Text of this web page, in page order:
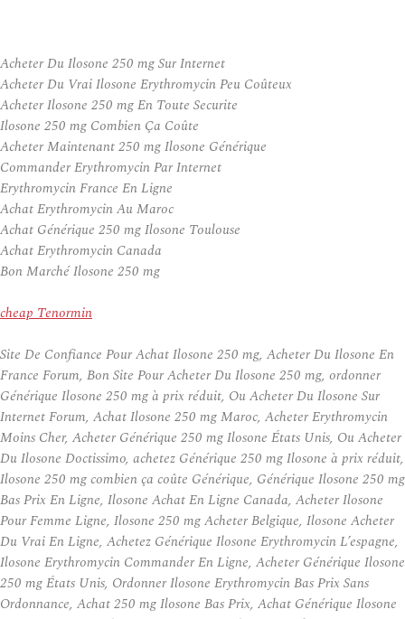
Acheter Du Ilosone 250 mg Sur Internet
Acheter Du Vrai Ilosone Erythromycin Peu Coûteux
Acheter Ilosone 250 mg En Toute Securite
Ilosone 250 mg Combien Ça Coûte
Acheter Maintenant 250 mg Ilosone Générique
Commander Erythromycin Par Internet
Erythromycin France En Ligne
Achat Erythromycin Au Maroc
Achat Générique 250 mg Ilosone Toulouse
Achat Erythromycin Canada
Bon Marché Ilosone 250 mg
cheap Tenormin
Site De Confiance Pour Achat Ilosone 250 mg, Acheter Du Ilosone En
France Forum, Bon Site Pour Acheter Du Ilosone 250 mg, ordonner
Générique Ilosone 250 mg à prix réduit, Ou Acheter Du Ilosone Sur
Internet Forum, Achat Ilosone 250 mg Maroc, Acheter Erythromycin
Moins Cher, Acheter Générique 250 mg Ilosone États Unis, Ou Acheter
Du Ilosone Doctissimo, achetez Générique 250 mg Ilosone à prix réduit,
Ilosone 250 mg combien ça coûte Générique, Générique Ilosone 250 mg
Bas Prix En Ligne, Ilosone Achat En Ligne Canada, Acheter Ilosone
Pour Femme Ligne, Ilosone 250 mg Acheter Belgique, Ilosone Acheter
Du Vrai En Ligne, Achetez Générique Ilosone Erythromycin L’espagne,
Ilosone Erythromycin Commander En Ligne, Acheter Générique Ilosone
250 mg États Unis, Ordonner Ilosone Erythromycin Bas Prix Sans
Ordonnance, Achat 250 mg Ilosone Bas Prix, Achat Générique Ilosone